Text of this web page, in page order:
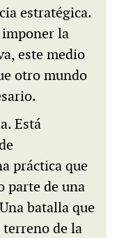
estratégica.
la
este medio
otro mundo
Está
práctica que
parte de una
batalla que
de la